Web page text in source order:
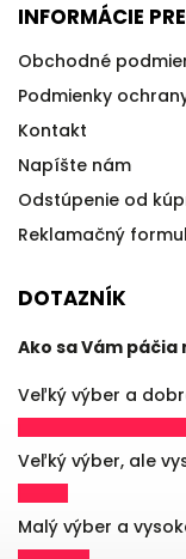
INFORMÁCIE
Obchodné
Podmienky
Kontakt
Napíšte nám
Odstúpenie od
Reklamačný
DOTAZNÍK
Ako sa Vám
Veľký výber a
Veľký výber, ale
Malý výber a